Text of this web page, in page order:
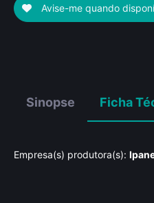
Avise-me quando
Sinopse Ficha
Empresa(s) produtora(s):